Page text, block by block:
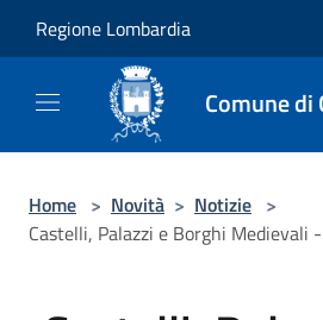
Regione Lombardia
Comune di
Home > Novità > Notizie >
Castelli, Palazzi e Borghi Medievali